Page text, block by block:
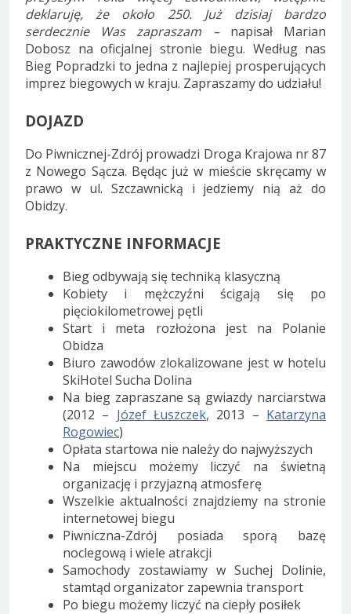
deklaruję, że około 250. Już dzisiaj bardzo
serdecznie Was zapraszam –napisał Marian
Dobosz na oficjalnej stronie biegu. Według nas
Bieg Popradzki to jedna z najlepiej prosperujących
imprez biegowych w kraju. Zapraszamy do udziału!
DOJAZD
Do Piwnicznej-Zdrój prowadzi Droga Krajowa nr 87
z Nowego Sącza. Będąc już w mieście skręcamy w
prawo w ul. Szczawnicką i jedziemy nią aż do
Obidzy.
PRAKTYCZNE INFORMACJE
Bieg odbywają się techniką klasyczną
Kobiety i mężczyźni ścigają się po
pięciokilometrowej pętli
Start i meta rozłożona jest na Polanie
Obidza
Biuro zawodów zlokalizowane jest w hotelu
SkiHotel Sucha Dolina
Na bieg zapraszane są gwiazdy narciarstwa
(2012 – Józef Łuszczek, 2013 – Katarzyna
Rogowiec)
Opłata startowa nie należy do najwyższych
Na miejscu możemy liczyć na świetną
organizację i przyjazną atmosferę
Wszelkie aktualności znajdziemy na stronie
internetowej biegu
Piwniczna-Zdrój posiada sporą bazę
noclegową i wiele atrakcji
Samochody zostawiamy w Suchej Dolinie,
stamtąd organizator zapewnia transport
Po biegu możemy liczyć na ciepły posiłek